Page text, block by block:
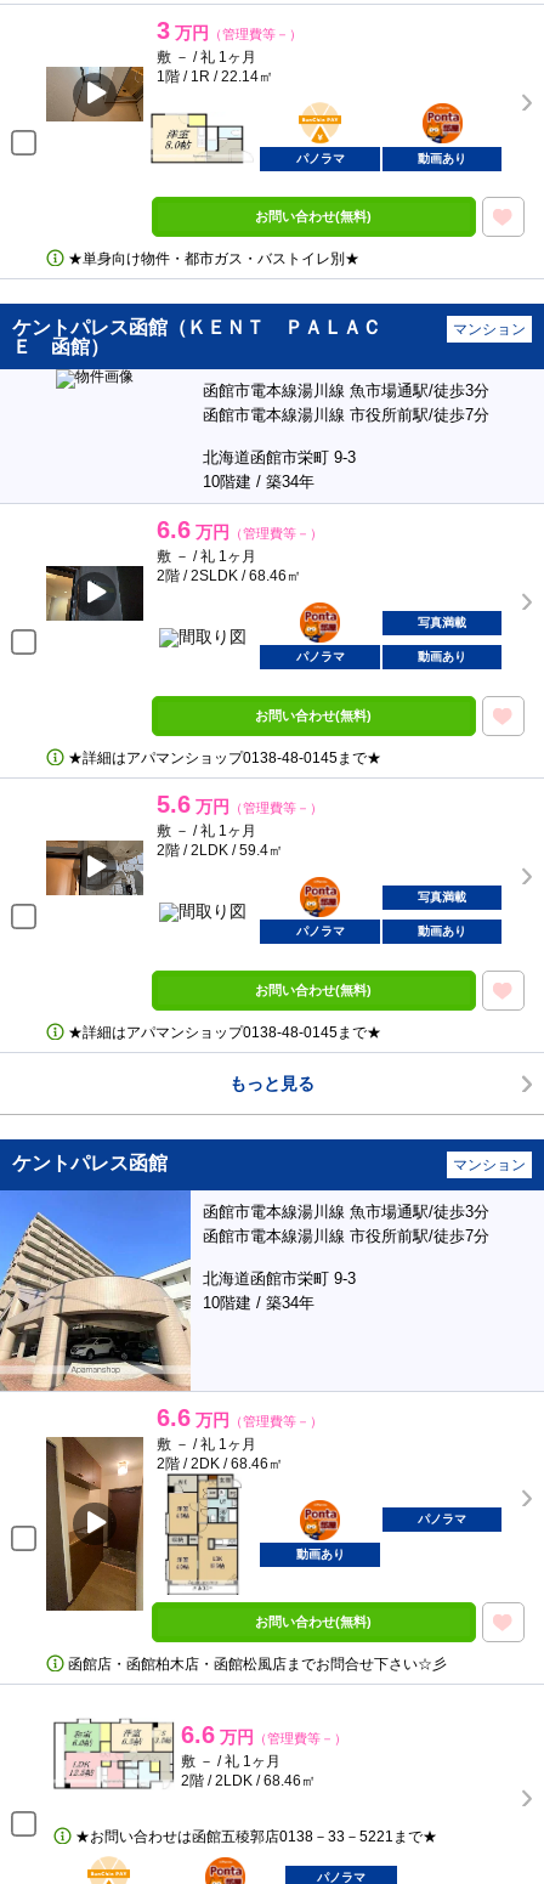
3 万円 （管理費等－）
敷 － / 礼 1ヶ月
1階 / 1R / 22.14㎡
BunChinPAY
ポンタ
部屋
パノラマ 動画あり
お問い合わせ(無料)
★単身向け物件・都市ガス・バストイレ別★
ケントパレス函館（ＫＥＮＴ ＰＡＬＡＣ
Ｅ 函館）
マンション
函館市電本線湯川線 魚市場通駅/徒歩3分
函館市電本線湯川線 市役所前駅/徒歩7分
北海道函館市栄町 9-3
10階建 / 築34年
6.6 万円 （管理費等－）
敷 － / 礼 1ヶ月
2階 / 2SLDK / 68.46㎡
ポンタ
部屋
写真満載
パノラマ 動画あり
お問い合わせ(無料)
★詳細はアパマンショップ0138‐48‐0145まで★
5.6 万円 （管理費等－）
敷 － / 礼 1ヶ月
2階 / 2LDK / 59.4㎡
ポンタ
部屋
写真満載
パノラマ 動画あり
お問い合わせ(無料)
★詳細はアパマンショップ0138‐48‐0145まで★
もっと見る
ケントパレス函館 マンション
函館市電本線湯川線 魚市場通駅/徒歩3分
函館市電本線湯川線 市役所前駅/徒歩7分
北海道函館市栄町 9-3
10階建 / 築34年
6.6 万円 （管理費等－）
敷 － / 礼 1ヶ月
2階 / 2DK / 68.46㎡
ポンタ
部屋
パノラマ
動画あり
お問い合わせ(無料)
函館店・函館柏木店・函館松風店までお問合せ下さい☆彡
6.6 万円 （管理費等－）
敷 － / 礼 1ヶ月
2階 / 2LDK / 68.46㎡
★お問い合わせは函館五稜郭店0138－33－5221まで★
BunChinPAY
ポンタ
部屋
パノラマ